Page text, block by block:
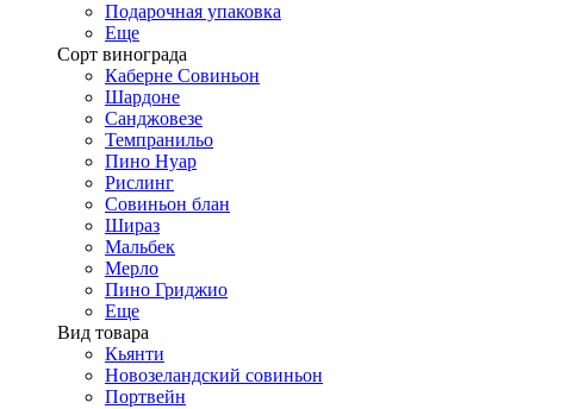
Подарочная упаковка
Еще
Сорт винограда
Каберне Совиньон
Шардоне
Санджовезе
Темпранильо
Пино Нуар
Рислинг
Совиньон блан
Шираз
Мальбек
Мерло
Пино Гриджио
Еще
Вид товара
Кьянти
Новозеландский совиньон
Портвейн